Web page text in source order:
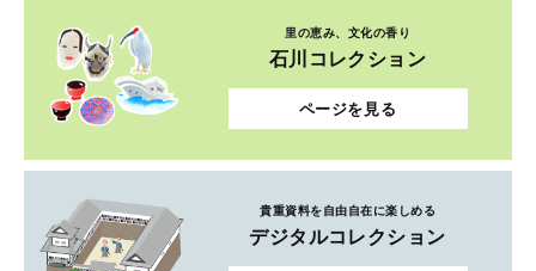
里の恵み、文化の香り
石川コレクション
ページを見る
貴重資料を自由自在に楽しめる
デジタルコレクション